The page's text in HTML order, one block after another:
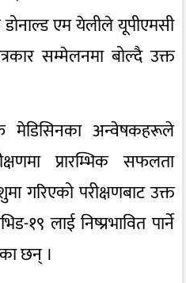
एम येलीले यूपीएमसी
सम्मेलनमा बोल्दै उक्त
मेडिसिनका अन्वेषकहरूले
प्रारम्भिक सफलता
गरिएको परीक्षणबाट उक्त
१९ लाई निष्प्रभावित पार्ने
छन् ।